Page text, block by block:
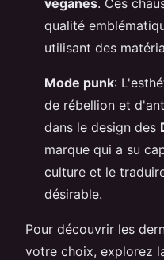
qualité
utilisant des
Mode punk:
de rébellion et
dans le design des
marque qui a su
culture et le
désirable.
Pour découvrir les
votre choix, explorez